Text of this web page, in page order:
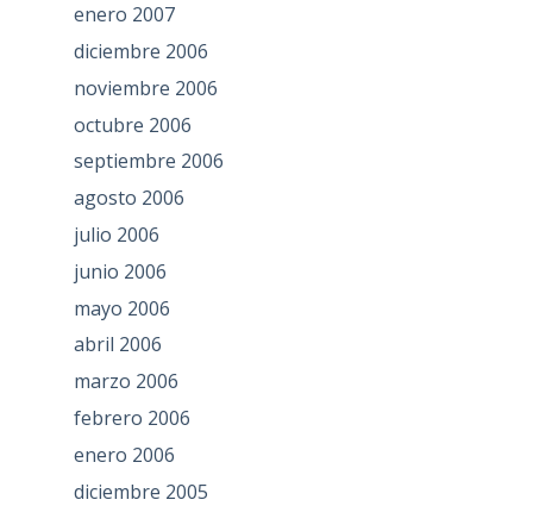
enero 2007
diciembre 2006
noviembre 2006
octubre 2006
septiembre 2006
agosto 2006
julio 2006
junio 2006
mayo 2006
abril 2006
marzo 2006
febrero 2006
enero 2006
diciembre 2005